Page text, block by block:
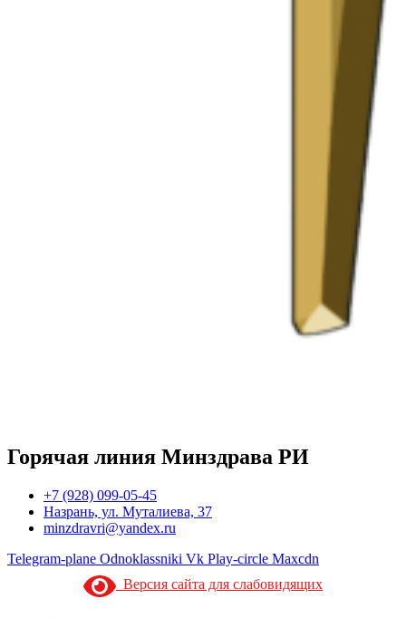
Горячая линия Минздрава РИ
+7 (928) 099-05-45
Назрань, ул. Муталиева, 37
minzdravri@yandex.ru
Telegram-plane Odnoklassniki Vk Play-circle Maxcdn
Версия сайта для слабовидящих